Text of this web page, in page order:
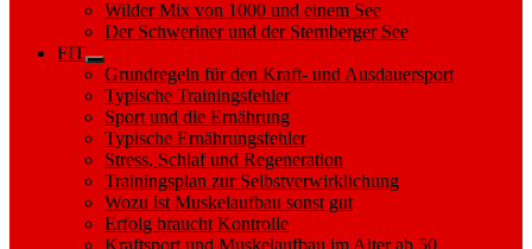
Wilder Mix von 1000 und einem See
Der Schweriner und der Sternberger See
FIT
Show
sub
menu
Grundregeln für den Kraft- und Ausdauersport
Typische Trainingsfehler
Sport und die Ernährung
Typische Ernährungsfehler
Stress, Schlaf und Regeneration
Trainingsplan zur Selbstverwirklichung
Wozu ist Muskelaufbau sonst gut
Erfolg braucht Kontrolle
Kraftsport und Muskelaufbau im Alter ab 50